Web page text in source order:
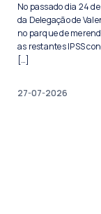
No passado dia 24
da Delegação de
no parque de
as restantes IPSS
[…]
27-07-2026